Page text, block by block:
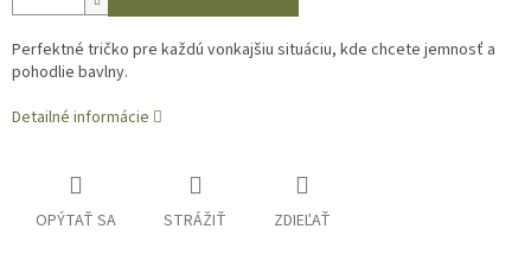
Perfektné tričko pre každú vonkajšiu situáciu, kde chcete jemnosť a
pohodlie bavlny.
Detailné informácie
OPÝTAŤ SA STRÁŽIŤ ZDIEĽAŤ